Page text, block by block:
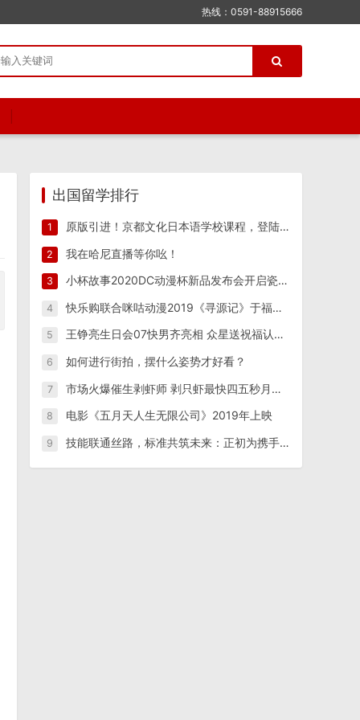
热线：0591-88915666
出国留学排行
1 原版引进！京都文化日本语学校课程，登陆腾讯课堂不出国门也能学日语
2 我在哈尼直播等你吆！
3 小杯故事2020DC动漫杯新品发布会开启瓷都跨界合作新纪元
4 快乐购联合咪咕动漫2019《寻源记》于福建漳州土楼完美收官
5 王铮亮生日会07快男齐亮相 众星送祝福认证好人缘
6 如何进行街拍，摆什么姿势才好看？
7 市场火爆催生剥虾师 剥只虾最快四五秒月薪可达万元
8 电影《五月天人生无限公司》2019年上映
9 技能联通丝路，标准共筑未来：正初为携手中越院校，打造“职教出海”合作新生态